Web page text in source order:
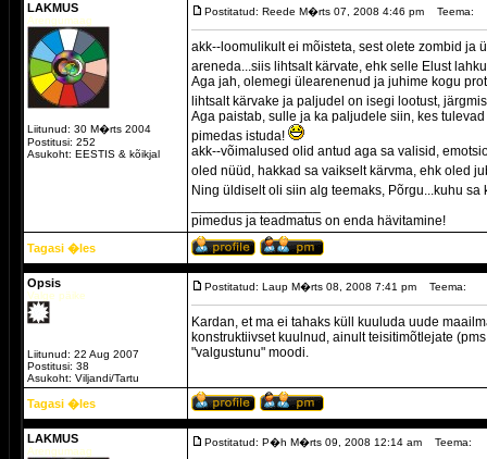
LAKMUS
Arengumaag
Liitunud: 30 M�rts 2004
Postitusi: 252
Asukoht: EESTIS & kõikjal
Postitatud: Reede M�rts 07, 2008 4:46 pm Teema:
akk--loomulikult ei mõisteta, sest olete zombid ja
areneda...siis lihtsalt kärvate, ehk selle Elust
Aga jah, olemegi ülearenenud ja juhime kogu
lihtsalt kärvake ja paljudel on isegi lootust,
Aga paistab, sulle ja ka paljudele siin, kes
pimedas istuda!
akk--võimalused olid antud aga sa valisid,
oled nüüd, hakkad sa vaikselt kärvma, ehk oled
Ning üldiselt oli siin alg teemaks, Põrgu...kuhu sa
pimedus ja teadmatus on enda hävitamine!
Tagasi �les
Opsis
Valge päike
Liitunud: 22 Aug 2007
Postitusi: 38
Asukoht: Viljandi/Tartu
Postitatud: Laup M�rts 08, 2008 7:41 pm Teema:
Kardan, et ma ei tahaks küll kuuluda uude
konstruktiivset kuulnud, ainult teisitimõtlejate
"valgustunu" moodi.
Tagasi �les
LAKMUS
Arengumaag
Postitatud: P�h M�rts 09, 2008 12:14 am Teema: